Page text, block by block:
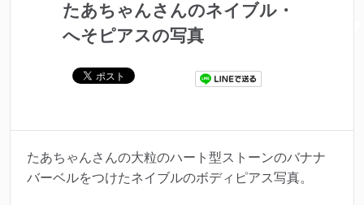
たあちゃんさんのネイブル・
へそピアスの写真
たあちゃんさんの大粒のハート型ストーンのバナナ
バーベルをつけたネイブルのボディピアス写真。